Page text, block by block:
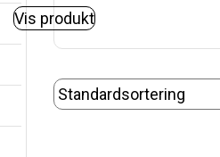
Vis produkt